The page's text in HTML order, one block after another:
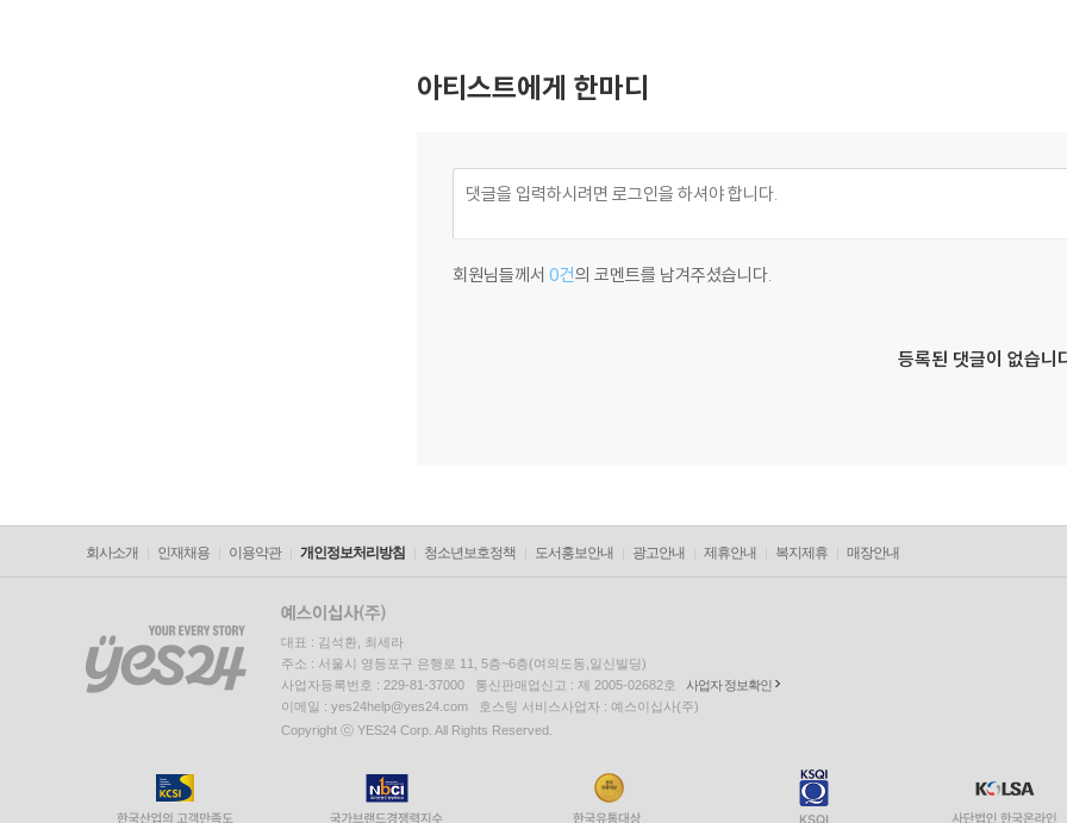
아티스트에게 한마디
회원님들께서 0건의 코멘트를 남겨주셨습니다.
등록된 댓글이 없습니
회사소개 인재채용 이용약관 개인정보처리방침 청소년보호정책 도서홍보안내 광고안내 제휴안내 복지제휴 매장안내
대표 : 김석환, 최세라
주소 : 서울시 영등포구 은행로 11, 5층~6층(여의도동,일신빌딩)
사업자등록번호 : 229-81-37000 통신판매업신고 : 제 2005-02682호
사업자 정보확인
이메일 : yes24help@yes24.com 호스팅 서비스사업자 : 예스이십사(주)
Copyright ⓒ YES24 Corp. All Rights Reserved.